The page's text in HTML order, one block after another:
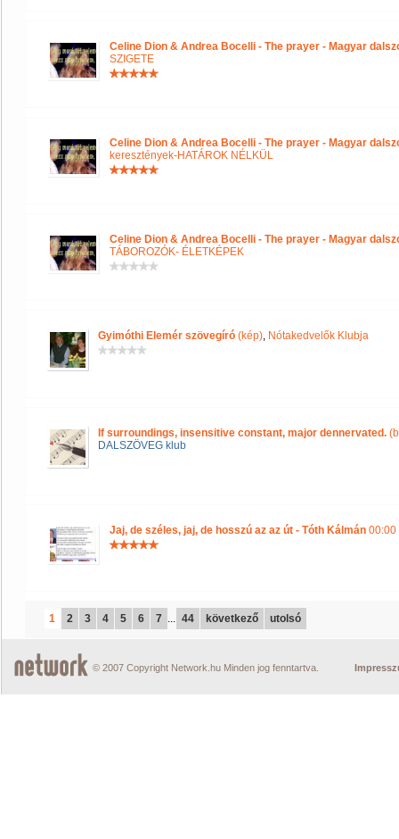
Celine Dion & Andrea Bocelli - The prayer - Magyar
SZIGETE
Celine Dion & Andrea Bocelli - The prayer - Magyar
keresztények-HATÁROK NÉLKÜL
Celine Dion & Andrea Bocelli - The prayer - Magyar
TÁBOROZÓK- ÉLETKÉPEK
Gyimóthi Elemér szövegíró (kép), Nótakedvelők Klubja
If surroundings, insensitive constant, major dennervated.
DALSZÖVEG klub
Jaj, de széles, jaj, de hosszú az az út - Tóth Kálmán 00:00
1 2 3 4 5 6 7 ... 44 következő utolsó
© 2007 Copyright Network.hu Minden jog fenntartva.